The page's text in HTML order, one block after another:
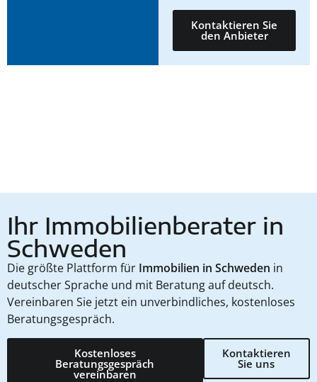
Kontaktieren Sie
den Anbieter
Ihr Immobilienberater in
Schweden
Die größte Plattform für Immobilien in Schweden in
deutscher Sprache und mit Beratung auf deutsch.
Vereinbaren Sie jetzt ein unverbindliches, kostenloses
Beratungsgespräch.
Kostenloses
Beratungsgespräch
vereinbaren
Kontaktieren
Sie uns